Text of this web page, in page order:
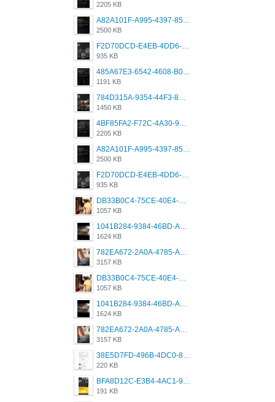
2205 KB
A82A101F-A995-4397-8534-7EB8F89DCCB6.png
2500 KB
F2D70DCD-E4EB-4DD6-B5E2-B307012546D7.png
935 KB
485A67E3-6542-4608-B01F-4376EE148F7C.png
1191 KB
784D315A-9354-44F3-8CBF-4F5A2119BE00.png
1450 KB
4BF85FA2-F72C-4A30-99F1-443614A985FC.png
2205 KB
A82A101F-A995-4397-8534-7EB8F89DCCB6.png
2500 KB
F2D70DCD-E4EB-4DD6-B5E2-B307012546D7.png
935 KB
DB33B0C4-75CE-40E4-A6AC-0197671C4DF7.jpeg
1057 KB
1041B284-9384-46BD-A8D2-2905F5837CAA.png
1624 KB
782EA672-2A0A-4785-A337-4340E4AFEE7A.png
3157 KB
DB33B0C4-75CE-40E4-A6AC-0197671C4DF7.jpeg
1057 KB
1041B284-9384-46BD-A8D2-2905F5837CAA.png
1624 KB
782EA672-2A0A-4785-A337-4340E4AFEE7A.png
3157 KB
38E5D7FD-496B-4DC0-8693-3830613F02E3.jpeg
220 KB
BFA8D12C-E3B4-4AC1-945A-A4F53D5ECE14.jpeg
191 KB